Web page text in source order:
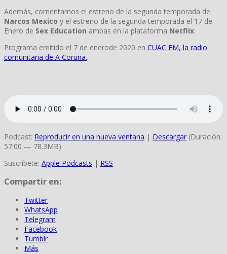
Además, comentamos el estreno de la segunda temporada de
Narcos Mexico y el estreno de la segunda temporada el 17 de
Enero de Sex Education ambas en la plataforma Netflix.
Programa emitido el 7 de enerode 2020 en CUAC FM, la radio
comunitaria de A Coruña.
Podcast: Reproducir en una nueva ventana | Descargar (Duración:
57:00 — 78.3MB)
Suscríbete: Apple Podcasts | RSS
Compartir en:
Twitter
WhatsApp
Telegram
Facebook
Tumblr
Más